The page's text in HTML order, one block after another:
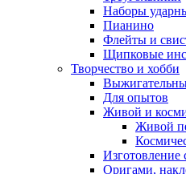
Наборы
Пианино
Флейты и
Щипковые
Творчество и хобби
Для опытов
Живой и
Живой
Изготовление
Оригами,